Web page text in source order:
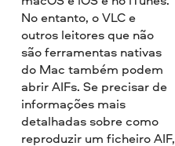
No entanto, o VLC e
outros leitores que não
são ferramentas nativas
do Mac também podem
abrir AIFs. Se precisar de
informações mais
detalhadas sobre como
reproduzir um ficheiro AIF,